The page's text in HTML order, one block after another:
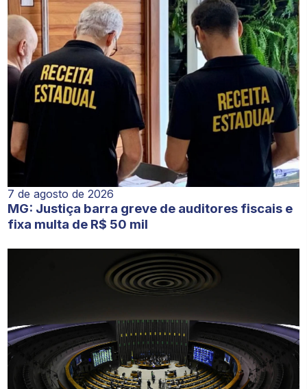
7 de agosto de 2026
MG: Justiça barra greve de auditores fiscais e
fixa multa de R$ 50 mil